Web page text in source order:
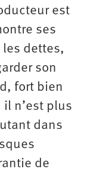
est
ses
dettes,
son
fort bien
il n’est plus
dans
de